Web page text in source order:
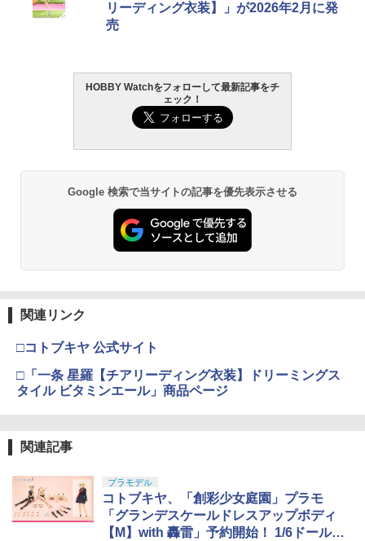
リーディング衣装】」が2026年2月に発
売
HOBBY Watchをフォローして最新記事をチ
ェック！
Google 検索で当サイトの記事を優先表示させる
関連リンク
□コトブキヤ 公式サイト
□「一条 星羅【チアリーディング衣装】ドリーミングス
タイル ビタミンエール」商品ページ
関連記事
プラモデル
コトブキヤ、「創彩少女庭園」プラモ
「グランデスケールドレスアップボディ
【M】with 轟雷」予約開始！ 1/6ドールの